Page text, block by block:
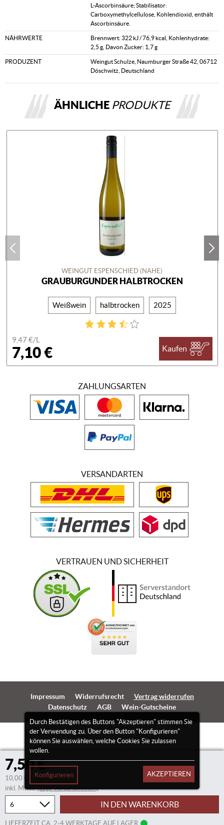
7,50 €
10,00 €/Liter
inkl. Mwst.(zzgl. Versandkosten)
IN DEN WARENKORB
LIEFERZEIT CA. 2-4 WERKTAGE AUF LAGER
L-Ascorbinsäure; Stabilisator:
Carboxymethylcellulose, Kohlendioxid, enthält
Ascorbinsäure.
NÄHRWERTE
Brennwert: 322 kJ / 76,9 kcal, Kohlenhydrate:
2,5 g, Davon Zucker: 1,7 g
PRODUZENT
Weingut Schulze, Naumburger Straße 42, 06712
Döschwitz, Deutschland
ÄHNLICHE PRODUKTE
WEINGUT ESPENSCHIED (NAHE)
GRAUBURGUNDER HALBTROCKEN
Weißwein halbtrocken 2025
9,47 €/L
7,10 € Kaufen
Durch Bestätigen des Buttons "Akzeptieren" stimmen Sie
der Verwendung zu. Über den Button "Konfigurieren"
können Sie auswählen, welche Cookies Sie zulassen
wollen.
Konfigurieren AKZEPTIEREN
ZAHLUNGSARTEN
VERSANDARTEN
VERTRAUEN UND SICHERHEIT
Impressum Widerrufsrecht
Vertrag widerrufen
Datenschutz
AGB Wein-Gutscheine